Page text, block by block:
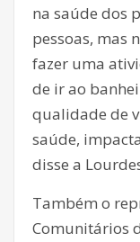
na saúde dos
pessoas, mas
fazer uma
de ir ao
qualidade de
saúde,
disse a
Também o
Comunitários